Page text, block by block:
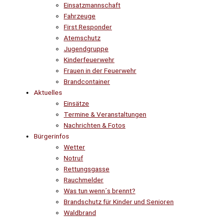
Einsatzmannschaft
Fahrzeuge
First Responder
Atemschutz
Jugendgruppe
Kinderfeuerwehr
Frauen in der Feuerwehr
Brandcontainer
Aktuelles
Einsätze
Termine & Veranstaltungen
Nachrichten & Fotos
Bürgerinfos
Wetter
Notruf
Rettungsgasse
Rauchmelder
Was tun wenn´s brennt?
Brandschutz für Kinder und Senioren
Waldbrand